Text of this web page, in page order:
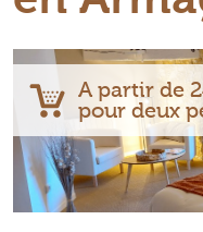
A partir de
pour deux